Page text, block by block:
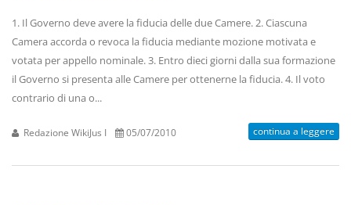
1. Il Governo deve avere la fiducia delle due Camere. 2. Ciascuna
Camera accorda o revoca la fiducia mediante mozione motivata e
votata per appello nominale. 3. Entro dieci giorni dalla sua formazione
il Governo si presenta alle Camere per ottenerne la fiducia. 4. Il voto
contrario di una o...
Redazione WikiJus I 05/07/2010 continua a leggere